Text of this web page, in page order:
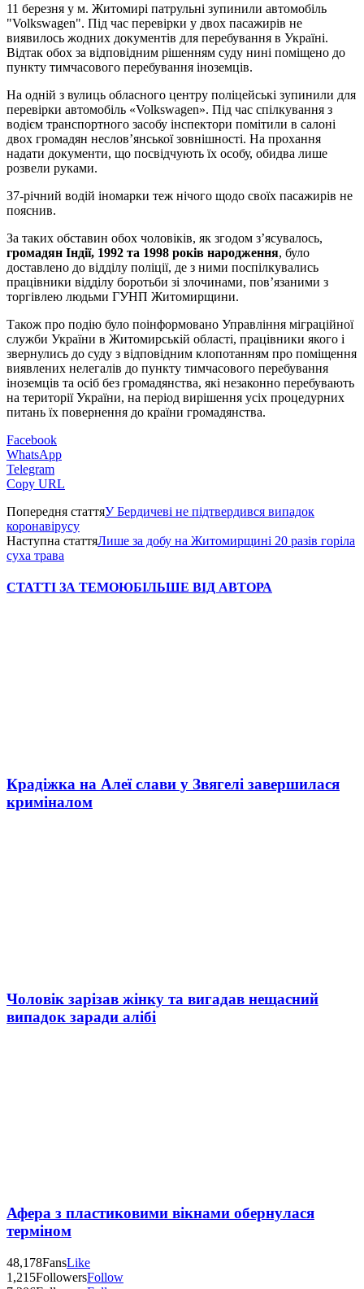
11 березня у м. Житомирі патрульні зупинили автомобіль
"Volkswagen". Під час перевірки у двох пасажирів не
виявилось жодних документів для перебування в Україні.
Відтак обох за відповідним рішенням суду нині поміщено до
пункту тимчасового перебування іноземців.
На одній з вулиць обласного центру поліцейські зупинили для
перевірки автомобіль «Volkswagen». Під час спілкування з
водієм транспортного засобу інспектори помітили в салоні
двох громадян неслов’янської зовнішності. На прохання
надати документи, що посвідчують їх особу, обидва лише
розвели руками.
37-річний водій іномарки теж нічого щодо своїх пасажирів не
пояснив.
За таких обставин обох чоловіків, як згодом з’ясувалось,
громадян Індії, 1992 та 1998 років народження, було
доставлено до відділу поліції, де з ними поспілкувались
працівники відділу боротьби зі злочинами, пов’язаними з
торгівлею людьми ГУНП Житомирщини.
Також про подію було поінформовано Управління міграційної
служби України в Житомирській області, працівники якого і
звернулись до суду з відповідним клопотанням про поміщення
виявлених нелегалів до пункту тимчасового перебування
іноземців та осіб без громадянства, які незаконно перебувають
на території України, на період вирішення усіх процедурних
питань їх повернення до країни громадянства.
Facebook
WhatsApp
Telegram
Copy URL
Попередня статтяУ Бердичеві не підтвердився випадок
коронавірусу
Наступна статтяЛише за добу на Житомирщині 20 разів горіла
суха трава
СТАТТІ ЗА ТЕМОЮБІЛЬШЕ ВІД АВТОРА
Крадіжка на Алеї слави у Звягелі завершилася
криміналом
Чоловік зарізав жінку та вигадав нещасний
випадок заради алібі
Афера з пластиковими вікнами обернулася
терміном
48,178FansLike
1,215FollowersFollow